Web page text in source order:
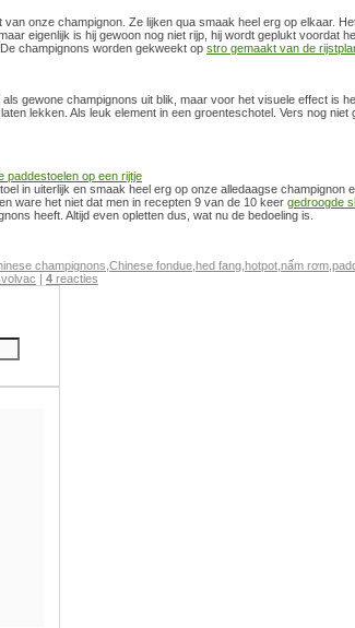
onze champignon. Ze lijken qua smaak heel erg op elkaar.
eigenlijk is hij gewoon nog niet rijp, hij wordt geplukt voordat
champignons worden gekweekt op stro gemaakt van de
gewone champignons uit blik, maar voor het visuele effect is
lekken. Als leuk element in een groenteschotel. Vers nog niet
paddestoelen op een rijtje
in uiterlijk en smaak heel erg op onze alledaagse champignon
ware het niet dat men in recepten 9 van de 10 keer gedroogde
heeft. Altijd even opletten dus, wat nu de bedoeling is.
champignons Chinese fondue hed fang hotpot nấm rơm
| 4 reacties